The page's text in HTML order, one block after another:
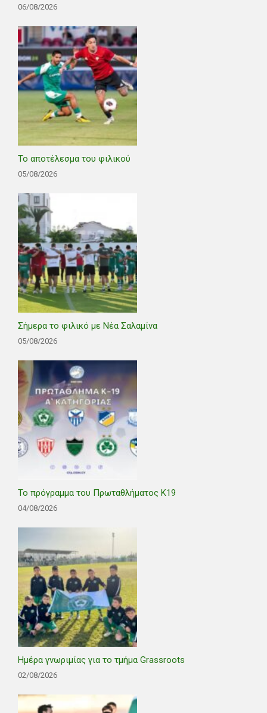
06/08/2026
Το αποτέλεσμα του φιλικού
05/08/2026
Σήμερα το φιλικό με Νέα Σαλαμίνα
05/08/2026
Το πρόγραμμα του Πρωταθλήματος Κ19
04/08/2026
Ημέρα γνωριμίας για το τμήμα Grassroots
02/08/2026